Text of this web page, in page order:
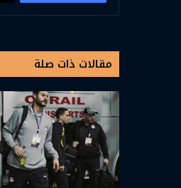
مقالات ذات صلة